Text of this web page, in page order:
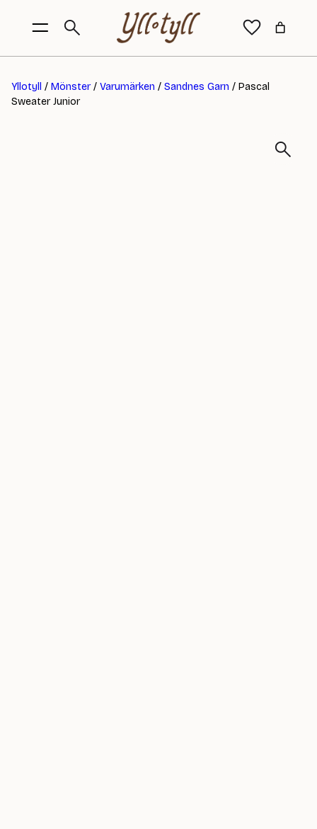
Yllotyll / Mönster/ Varumärken / Sandnes Garn / Pascal
Sweater Junior